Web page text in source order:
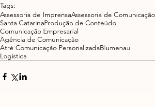
Tags:
Assessoria de ImprensaAssessoria de Comunicação
Santa CatarinaProdução de Conteúdo
Comunicação Empresarial
Agência de Comunicação
Atré Comunicação PersonalizadaBlumenau
Logística